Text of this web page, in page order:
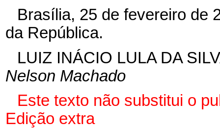
Brasília, 25 de fevereiro de
da República.
LUIZ INÁCIO LULA DA
Nelson Machado
Este texto não substitui o
Edição extra